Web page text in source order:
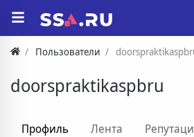
Пользователи
doorspraktikaspbru
Профиль Лента